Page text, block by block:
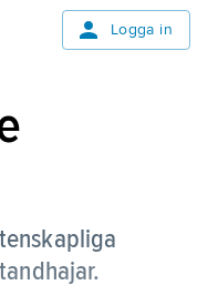
Logga in